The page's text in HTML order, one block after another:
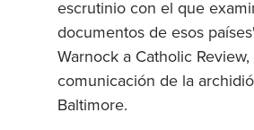
escrutinio con el que
documentos de esos
Warnock a Catholic
comunicación de la
Baltimore.